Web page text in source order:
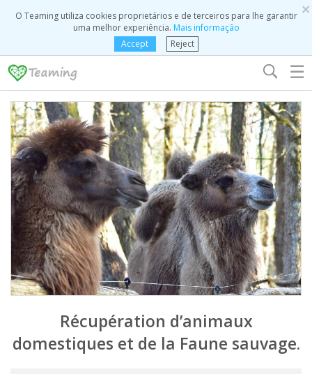
×
O Teaming utiliza cookies proprietários e de terceiros para lhe garantir
uma melhor experiência. Mais informação
Accept
Reject
☰
Récupération d’animaux
domestiques et de la Faune sauvage.